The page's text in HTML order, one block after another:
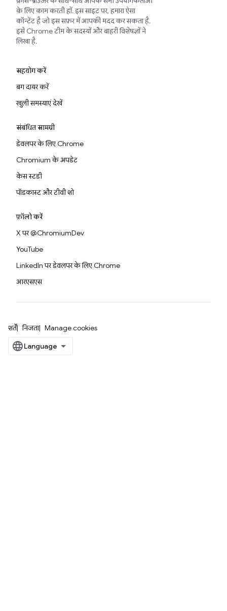
के लिए काम करती हों. इस साइट पर, हमारा ऐसा
कॉन्टेंट है जो इस सफ़र में आपकी मदद कर सकता है.
इसे Chrome टीम के सदस्यों और बाहरी विशेषज्ञों ने
लिखा है.
सहयोग करें
बग दायर करें
खुली समस्याएं देखें
संबंधित सामग्री
डेवलपर के लिए Chrome
Chromium के अपडेट
केस स्टडी
पॉडकास्ट और टीवी शो
फ़ॉलो करें
X पर @ChromiumDev
YouTube
LinkedIn पर डेवलपर के लिए Chrome
आरएसएस
शर्तें निजता Manage cookies